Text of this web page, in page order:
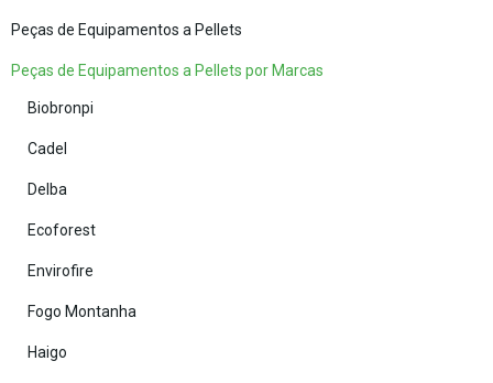
Peças de Equipamentos a Pellets
Peças de Equipamentos a Pellets por Marcas
Biobronpi
Cadel
Delba
Ecoforest
Envirofire
Fogo Montanha
Haigo